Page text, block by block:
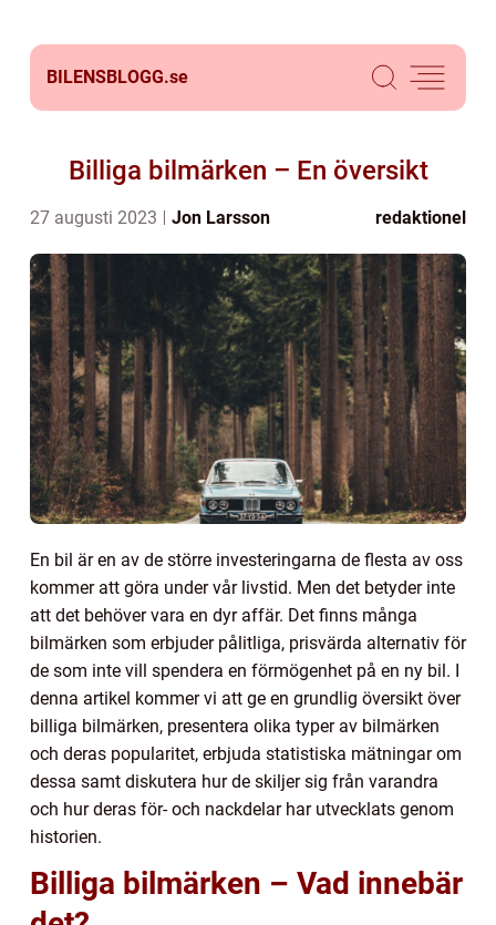
BILENSBLOGG.se
Billiga bilmärken – En översikt
27 augusti 2023 Jon Larsson redaktionel
En bil är en av de större investeringarna de flesta av oss
kommer att göra under vår livstid. Men det betyder inte
att det behöver vara en dyr affär. Det finns många
bilmärken som erbjuder pålitliga, prisvärda alternativ för
de som inte vill spendera en förmögenhet på en ny bil. I
denna artikel kommer vi att ge en grundlig översikt över
billiga bilmärken, presentera olika typer av bilmärken
och deras popularitet, erbjuda statistiska mätningar om
dessa samt diskutera hur de skiljer sig från varandra
och hur deras för- och nackdelar har utvecklats genom
historien.
Billiga bilmärken – Vad innebär